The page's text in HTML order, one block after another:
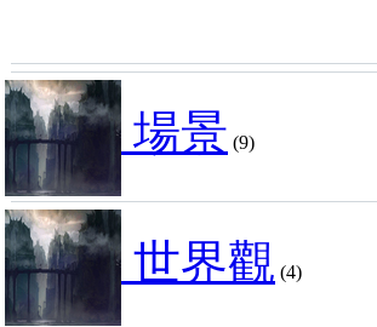
場景 (9)
世界觀 (4)